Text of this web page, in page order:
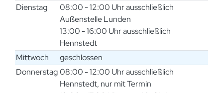
Dienstag
08:00 - 12:00 Uhr ausschließlich
Außenstelle Lunden
13:00 - 16:00 Uhr ausschließlich
Hennstedt
Mittwoch
geschlossen
Donnerstag08:00 - 12:00 Uhr ausschließlich
Hennstedt, nur mit Termin